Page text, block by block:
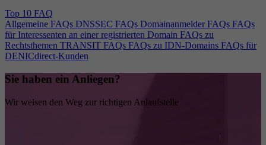
Top 10 FAQ
Allgemeine FAQs DNSSEC FAQs Domainanmelder FAQs FAQs
für Interessenten an einer registrierten Domain FAQs zu
Rechtsthemen TRANSIT FAQs FAQs zu IDN-Domains FAQs für
DENICdirect-Kunden
Sie haben ein Anliegen?
Wir weisen den Weg zur richtigen Anlaufstelle